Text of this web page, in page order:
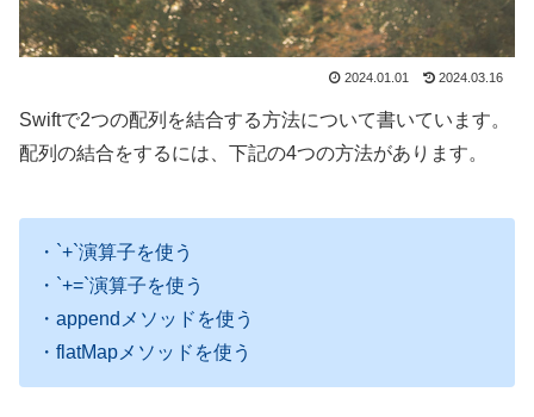
2024.01.01 2024.03.16
Swiftで2つの配列を結合する方法について書いています。
配列の結合をするには、下記の4つの方法があります。
・`+`演算子を使う
・`+=`演算子を使う
・appendメソッドを使う
・flatMapメソッドを使う